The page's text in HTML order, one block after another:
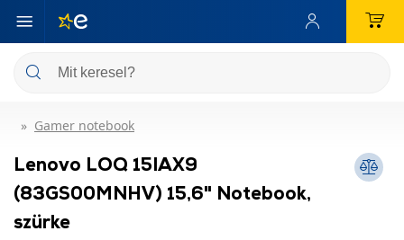
Gamer notebook
Lenovo LOQ 15IAX9
(83GS00MNHV) 15,6" Notebook,
szürke